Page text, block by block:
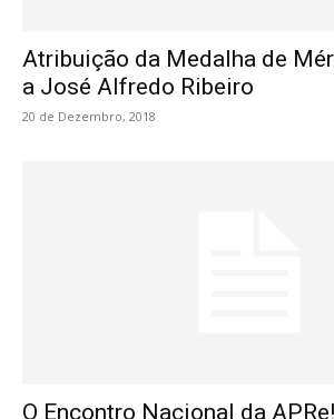
Atribuição da Medalha de
a José Alfredo Ribeiro
20 de Dezembro, 2018
O Encontro Nacional da